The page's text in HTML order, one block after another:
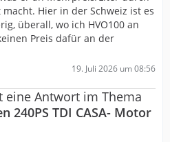
Hier in der Schweiz ist es
überall, wo ich HVO100 an
Preis dafür an der
19. Juli 2026 um 08:56
eine Antwort im Thema
240PS TDI CASA- Motor